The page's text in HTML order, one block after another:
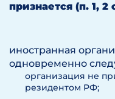
признается (п. 1, 2
иностранная
одновременно
организация не
резидентом РФ;